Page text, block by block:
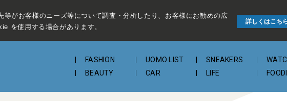
等がお客様のニーズ等について調査・分析したり、お客様にお勧めの広
を使用する場合があります。
詳しくはこち
FASHION UOMO LIST SNEAKERS
BEAUTY
CAR LIFE